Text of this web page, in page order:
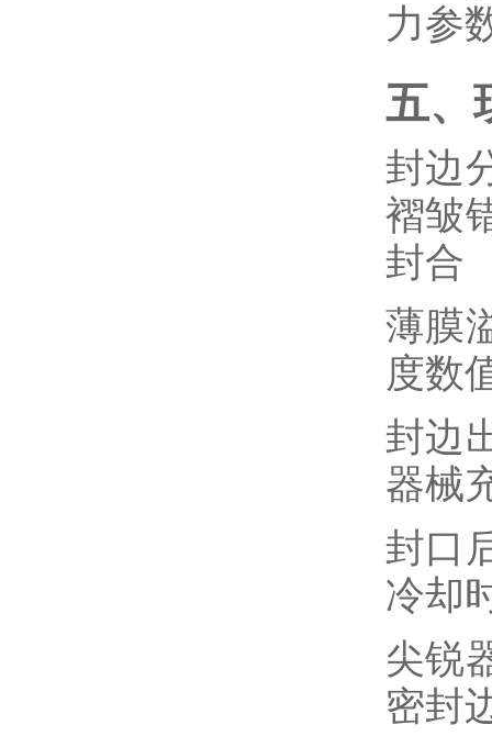
力参
五、
封边
褶皱
封合
薄膜
度数
封边
器械
封口
冷却
尖锐
密封